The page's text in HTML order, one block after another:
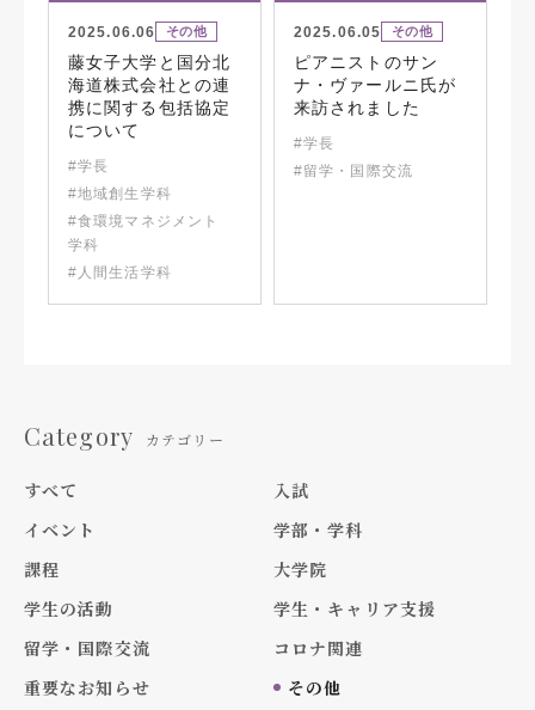
2025.06.06 その他
藤女子大学と国分北
海道株式会社との連
携に関する包括協定
について
#学長
#地域創生学科
#食環境マネジメント
学科
#人間生活学科
2025.06.05 その他
ピアニストのサン
ナ・ヴァールニ氏が
来訪されました
#学長
#留学・国際交流
Category カテゴリー
すべて
入試
イベント
学部・学科
課程
大学院
学生の活動
学生・キャリア支援
留学・国際交流
コロナ関連
重要なお知らせ
その他